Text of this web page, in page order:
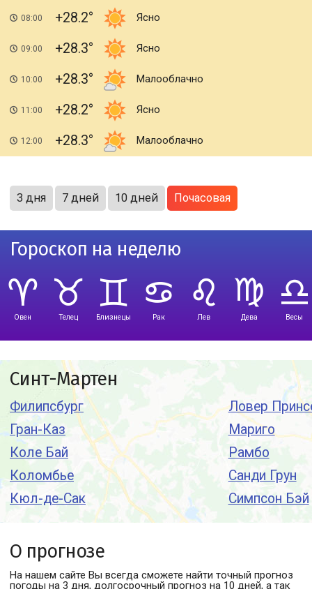
08:00 +28.2 Ясно
09:00 +28.3 Ясно
10:00 +28.3 Малооблачно
11:00 +28.2 Ясно
12:00 +28.3 Малооблачно
3 дня 7 дней 10 дней Почасовая
Гороскоп на неделю
Овен Телец Близнецы Рак Лев Дева Весы
Синт-Мартен
Филипсбург
Гран-Каз
Коле Бай
Коломбье
Кюл-де-Сак
Ловер
Мариго
Рамбо
Санди Грун
Симпсон Бэй
О прогнозе
На нашем сайте Вы всегда сможете найти точный прогноз
погоды на 3 дня, долгосрочный прогноз на 10 дней, а так